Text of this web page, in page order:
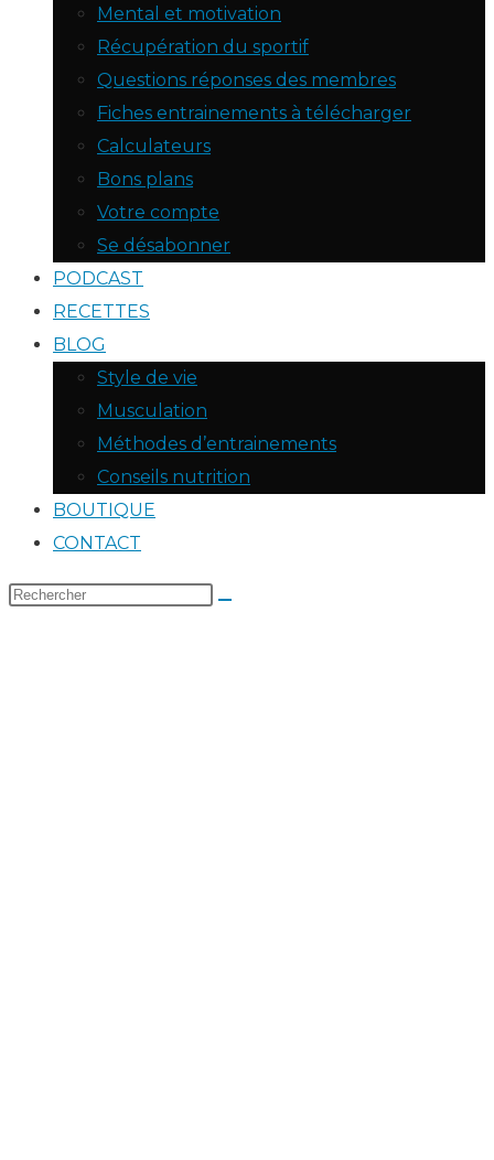
Mental et motivation
Récupération du sportif
Questions réponses des membres
Fiches entrainements à télécharger
Calculateurs
Bons plans
Votre compte
Se désabonner
PODCAST
RECETTES
BLOG
Style de vie
Musculation
Méthodes d’entrainements
Conseils nutrition
BOUTIQUE
CONTACT